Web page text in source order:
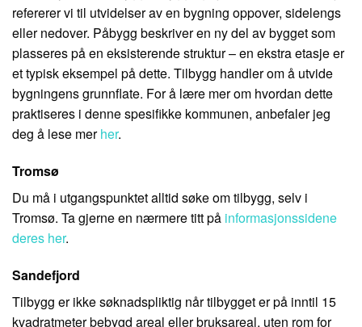
refererer vi til utvidelser av en bygning oppover, sidelengs
eller nedover. Påbygg beskriver en ny del av bygget som
plasseres på en eksisterende struktur – en ekstra etasje er
et typisk eksempel på dette. Tilbygg handler om å utvide
bygningens grunnflate. For å lære mer om hvordan dette
praktiseres i denne spesifikke kommunen, anbefaler jeg
deg å lese merher.
Tromsø
Du må i utgangspunktet alltid søke om tilbygg, selv i
Tromsø. Ta gjerne en nærmere titt på informasjonssidene
deres her.
Sandefjord
Tilbygg er ikke søknadspliktig når tilbygget er på inntil 15
kvadratmeter bebygd areal eller bruksareal, uten rom for